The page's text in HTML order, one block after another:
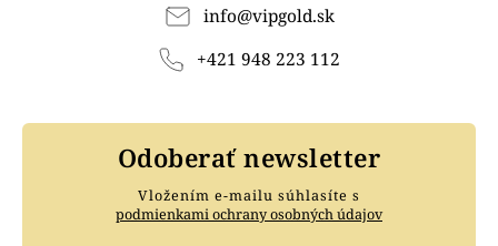
info@vipgold.sk
+421 948 223 112
Odoberať newsletter
Vložením e-mailu súhlasíte s
podmienkami ochrany osobných údajov